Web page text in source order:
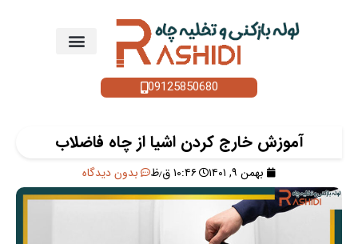
09125850680
آموزش خارج کردن اشیا از چاه فاضلاب
بهمن ۹, ۱۴۰۱ ۱۰:۴۶ ق٫ظ بدون دیدگاه